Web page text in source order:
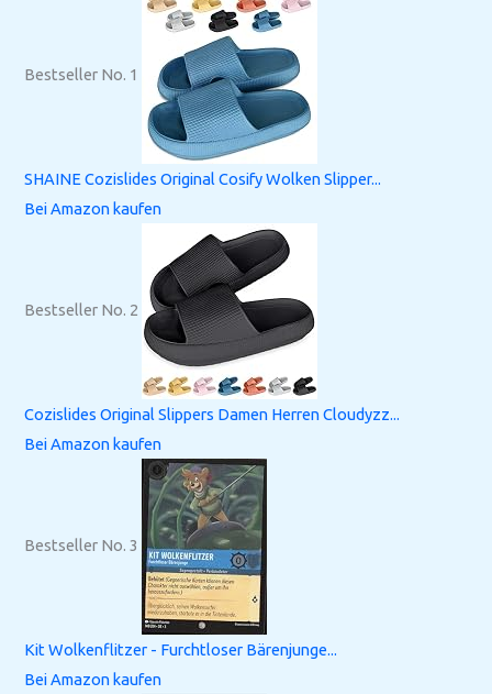
Bestseller No. 1
SHAINE Cozislides Original Cosify Wolken Slipper...
Bei Amazon kaufen
Bestseller No. 2
Cozislides Original Slippers Damen Herren Cloudyzz...
Bei Amazon kaufen
Bestseller No. 3
Kit Wolkenflitzer - Furchtloser Bärenjunge...
Bei Amazon kaufen